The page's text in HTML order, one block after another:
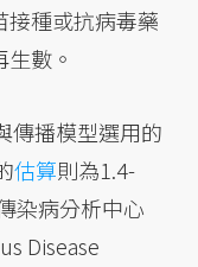
接種或抗病毒藥
數。
傳播模型選用的
估算則為1.4-
染病分析中心
Disease